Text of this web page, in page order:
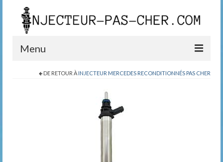
Menu
DE RETOUR À INJECTEUR MERCEDES RECONDITIONNÉS PAS CHER